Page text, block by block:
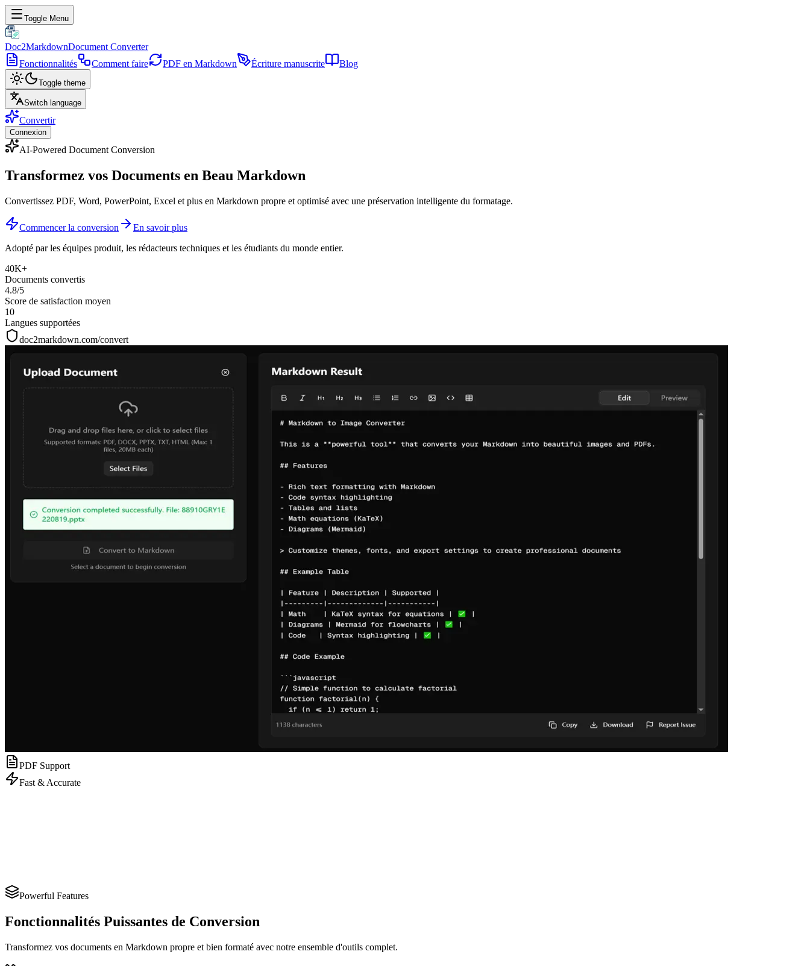
Toggle Menu
Doc2MarkdownDocument Converter
Fonctionnalités
Comment faire PDF en Markdown Écriture manuscrite Blog
Toggle theme
Switch language
Convertir
Connexion
AI-Powered Document Conversion
Transformez vos Documents en Beau Markdown
Convertissez PDF, Word, PowerPoint, Excel et plus en Markdown propre et optimisé avec une préservation intelligente du formatage.
Commencer la conversion
En savoir plus
Adopté par les équipes produit, les rédacteurs techniques et les étudiants du monde entier.
40K+
Documents convertis
4.8/5
Score de satisfaction moyen
10
Langues supportées
doc2markdown.com/convert
PDF Support
Fast & Accurate
Powerful Features
Fonctionnalités Puissantes de Conversion
Transformez vos documents en Markdown propre et bien formaté avec notre ensemble d'outils complet.